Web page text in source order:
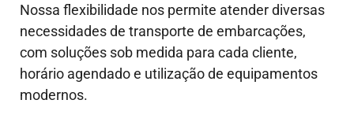
Nossa flexibilidade nos permite atender diversas
necessidades de transporte de embarcações,
com soluções sob medida para cada cliente,
horário agendado e utilização de equipamentos
modernos.